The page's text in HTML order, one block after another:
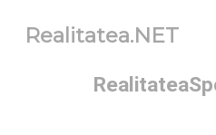
Realitatea.NET